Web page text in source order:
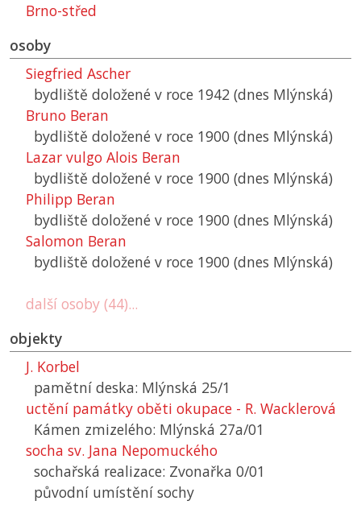
Brno-střed
osoby
Siegfried Ascher
bydliště doložené v roce 1942 (dnes Mlýnská)
Bruno Beran
bydliště doložené v roce 1900 (dnes Mlýnská)
Lazar vulgo Alois Beran
bydliště doložené v roce 1900 (dnes Mlýnská)
Philipp Beran
bydliště doložené v roce 1900 (dnes Mlýnská)
Salomon Beran
bydliště doložené v roce 1900 (dnes Mlýnská)
další osoby (44)...
objekty
J. Korbel
pamětní deska: Mlýnská 25/1
uctění památky oběti okupace - R. Wacklerová
Kámen zmizelého: Mlýnská 27a/01
socha sv. Jana Nepomuckého
sochařská realizace: Zvonařka 0/01
původní umístění sochy